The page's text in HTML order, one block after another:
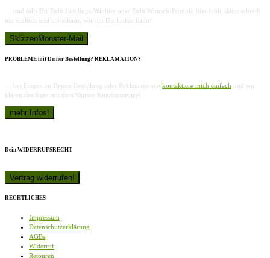
… und falls Dir Dein Lieblings-Wildtier oder Dein Wunsch-Produkt hier fehlt, dann schreib
mir einfach und ich schaue, wie ich Dir helfen kann!
PROBLEME mit Deiner Bestellung? REKLAMATION?
… bei Fragen zu Deiner Bestellung oder Reklamationen kontaktiere mich einfach und wir
klären das dann mit dem Shirtee-Kundenservice!
Dein WIDERRUFSRECHT
RECHTLICHES
Impressum
Datenschutzerklärung
AGBs
Widerruf
Retouren